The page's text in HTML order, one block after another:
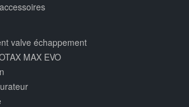
valve échappement
MAX EVO